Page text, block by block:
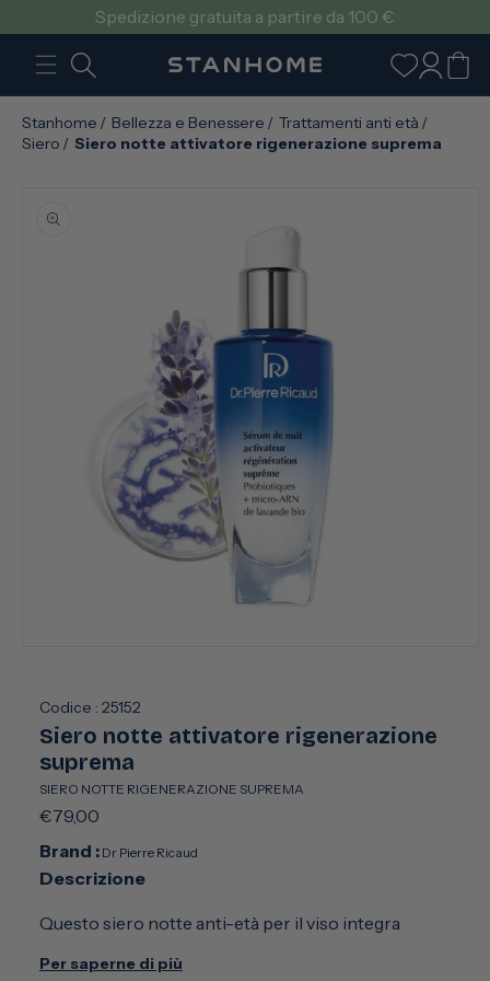
DIRETTAMENTESpedizione gratuita a partire da 100 €
Accedi
Carrello
Stanhome / Bellezza e Benessere / Trattamenti anti età /
Siero / Siero notte attivatore rigenerazione suprema
finestra
Codice : 25152
Siero notte attivatore rigenerazione
suprema
SIERO NOTTE RIGENERAZIONE SUPREMA
Prezzo
di
listino
€79,00
Brand : Dr Pierre Ricaud
Descrizione
Questo siero notte anti-età per il viso integra
rigenerante e levigante, dotata di una tecnologia
Per saperne di più